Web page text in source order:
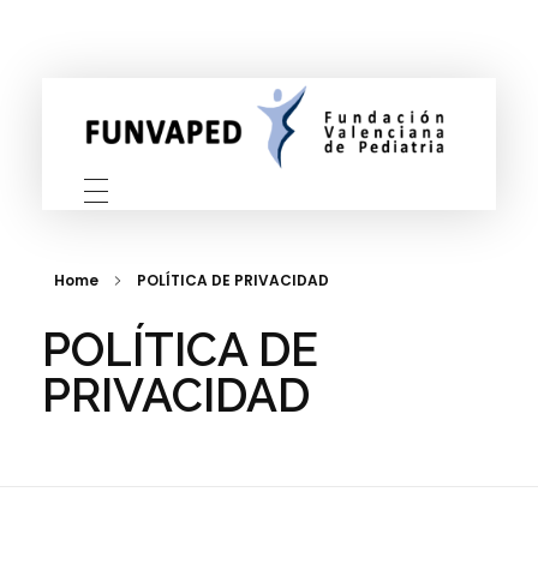
FUNVAPED
Fundación Valenciana de Pediatria
Home POLÍTICA DE PRIVACIDAD
POLÍTICA DE
PRIVACIDAD